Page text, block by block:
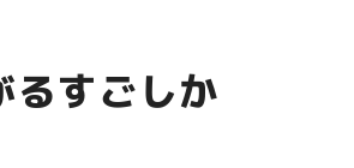
すごしか